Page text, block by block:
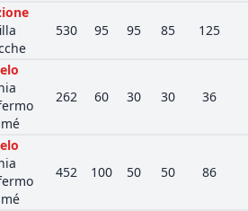
530 95 95 85 125
262 60 30 30 36
452 100 50 50 86